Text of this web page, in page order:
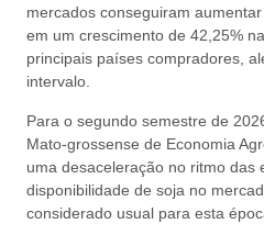
mercados conseguiram
em um crescimento de 42,25%
principais países compradores,
intervalo.
Para o segundo semestre de
Mato-grossense de Economia
uma desaceleração no ritmo das
disponibilidade de soja no
considerado usual para esta